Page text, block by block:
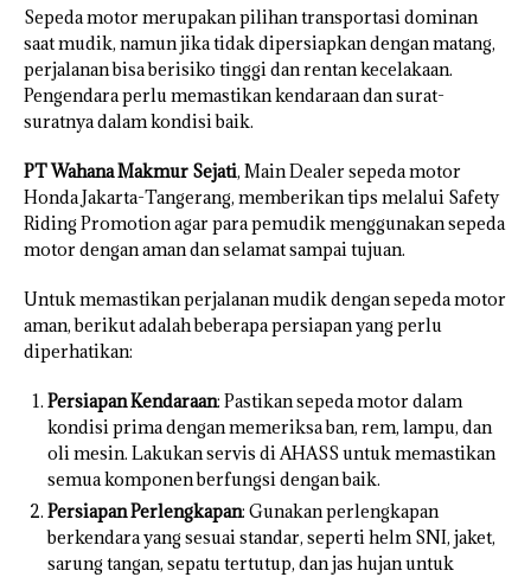
Sepeda motor merupakan pilihan transportasi dominan
saat mudik, namun jika tidak dipersiapkan dengan matang,
perjalanan bisa berisiko tinggi dan rentan kecelakaan.
Pengendara perlu memastikan kendaraan dan surat-
suratnya dalam kondisi baik.
PT Wahana Makmur Sejati, Main Dealer sepeda motor
Honda Jakarta-Tangerang, memberikan tips melalui Safety
Riding Promotion agar para pemudik menggunakan sepeda
motor dengan aman dan selamat sampai tujuan.
Untuk memastikan perjalanan mudik dengan sepeda motor
aman, berikut adalah beberapa persiapan yang perlu
diperhatikan:
Persiapan Kendaraan: Pastikan sepeda motor dalam
kondisi prima dengan memeriksa ban, rem, lampu, dan
oli mesin. Lakukan servis di AHASS untuk memastikan
semua komponen berfungsi dengan baik.
Persiapan Perlengkapan: Gunakan perlengkapan
berkendara yang sesuai standar, seperti helm SNI, jaket,
sarung tangan, sepatu tertutup, dan jas hujan untuk